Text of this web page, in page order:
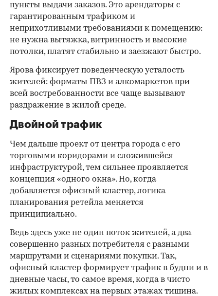
пункты выдачи заказов. Это арендаторы с
гарантированным трафиком и
неприхотливыми требованиями к помещению:
не нужна вытяжка, витринность и высокие
потолки, платят стабильно и заезжают быстро.
Ярова фиксирует поведенческую усталость
жителей: форматы ПВЗ и алкомаркетов при
всей востребованности все чаще вызывают
раздражение в жилой среде.
Двойной трафик
Чем дальше проект от центра города с его
торговыми коридорами и сложившейся
инфраструктурой, тем сильнее проявляется
концепция «одного окна». Но, когда
добавляется офисный кластер, логика
планирования ретейла меняется
принципиально.
Ведь здесь уже не один поток жителей, а два
совершенно разных потребителя с разными
маршрутами и сценариями покупки. Так,
офисный кластер формирует трафик в будни и в
дневные часы, то самое время, когда в чисто
жилых комплексах на первых этажах тишина.